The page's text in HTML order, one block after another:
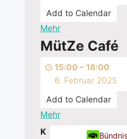
Café
Add to Calendar
Mehr
MütZe
u.
Baby+Kleinkind
Café
MütZe
MütZe Café
15:00 – 18:00
6. Februar 2025
Add to Calendar
Mehr
K